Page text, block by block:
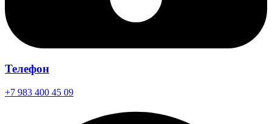
Телефон
+7 983 400 45 09